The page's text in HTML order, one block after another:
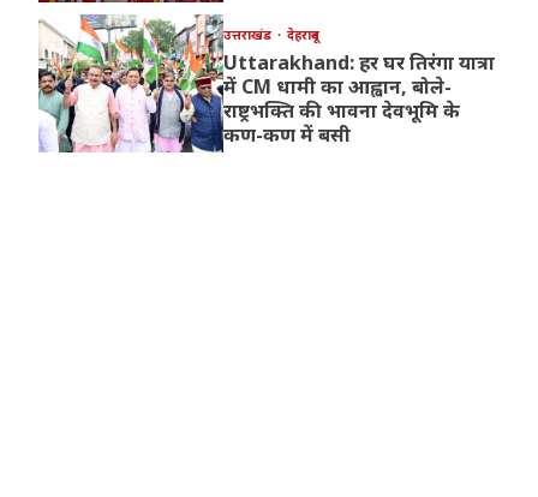
उत्तराखंड देहरादून
Uttarakhand: हर घर तिरंगा यात्रा
में CM धामी का आह्वान, बोले-
राष्ट्रभक्ति की भावना देवभूमि के
कण-कण में बसी